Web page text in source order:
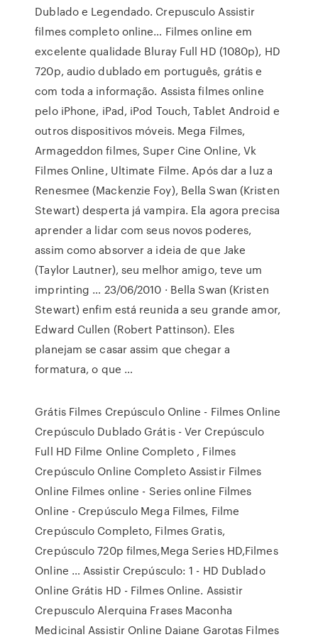
Dublado e Legendado. Crepusculo Assistir
filmes completo online… Filmes online em
excelente qualidade Bluray Full HD (1080p), HD
720p, audio dublado em português, grátis e
com toda a informação. Assista filmes online
pelo iPhone, iPad, iPod Touch, Tablet Android e
outros dispositivos móveis. Mega Filmes,
Armageddon filmes, Super Cine Online, Vk
Filmes Online, Ultimate Filme. Após dar a luz a
Renesmee (Mackenzie Foy), Bella Swan (Kristen
Stewart) desperta já vampira. Ela agora precisa
aprender a lidar com seus novos poderes,
assim como absorver a ideia de que Jake
(Taylor Lautner), seu melhor amigo, teve um
imprinting … 23/06/2010 · Bella Swan (Kristen
Stewart) enfim está reunida a seu grande amor,
Edward Cullen (Robert Pattinson). Eles
planejam se casar assim que chegar a
formatura, o que …
Grátis Filmes Crepúsculo Online - Filmes Online
Crepúsculo Dublado Grátis - Ver Crepúsculo
Full HD Filme Online Completo , Filmes
Crepúsculo Online Completo Assistir Filmes
Online Filmes online - Series online Filmes
Online - Crepúsculo Mega Filmes, Filme
Crepúsculo Completo, Filmes Gratis,
Crepúsculo 720p filmes,Mega Series HD,Filmes
Online … Assistir Crepúsculo: 1 - HD Dublado
Online Grátis HD - Filmes Online. Assistir
Crepusculo Alerquina Frases Maconha
Medicinal Assistir Online Daiane Garotas Filmes